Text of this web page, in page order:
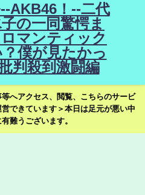
AKB46！--二代
の一同驚愕ま
マンティック
僕が見たかっ
判殺到激闘編
へアクセス、閲覧、こちらのサービ
できています＞本日は足元が悪い中
難うございます。